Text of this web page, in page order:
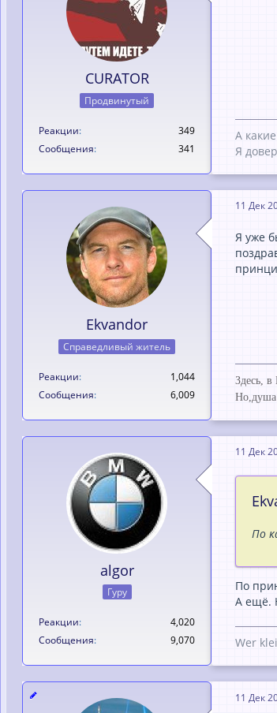
CURATOR
Продвинутый
Реакции
349
Сообщения
341
А
Я
Ekvandor
Справедливый житель
Реакции
1,044
Сообщения
6,009
11 Дек
Я уже
Здесь, в
Но,душа
algor
Гуру
Реакции
4,020
Сообщения
9,070
11 Дек
По
По
А ещё.
Wer
11 Дек